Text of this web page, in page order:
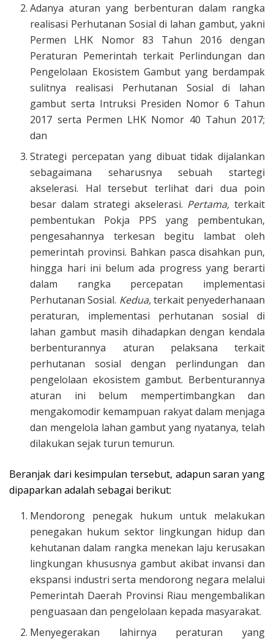
Adanya aturan yang berbenturan dalam rangka
realisasi Perhutanan Sosial di lahan gambut, yakni
Permen LHK Nomor 83 Tahun 2016 dengan
Peraturan Pemerintah terkait Perlindungan dan
Pengelolaan Ekosistem Gambut yang berdampak
sulitnya realisasi Perhutanan Sosial di lahan
gambut serta Intruksi Presiden Nomor 6 Tahun
2017 serta Permen LHK Nomor 40 Tahun 2017;
dan
Strategi percepatan yang dibuat tidak dijalankan
sebagaimana seharusnya sebuah startegi
akselerasi. Hal tersebut terlihat dari dua poin
besar dalam strategi akselerasi. Pertama, terkait
pembentukan Pokja PPS yang pembentukan,
pengesahannya terkesan begitu lambat oleh
pemerintah provinsi. Bahkan pasca disahkan pun,
hingga hari ini belum ada progress yang berarti
dalam rangka percepatan implementasi
Perhutanan Sosial. Kedua,terkait penyederhanaan
peraturan, implementasi perhutanan sosial di
lahan gambut masih dihadapkan dengan kendala
berbenturannya aturan pelaksana terkait
perhutanan sosial dengan perlindungan dan
pengelolaan ekosistem gambut. Berbenturannya
aturan ini belum mempertimbangkan dan
mengakomodir kemampuan rakyat dalam menjaga
dan mengelola lahan gambut yang nyatanya, telah
dilakukan sejak turun temurun.
Beranjak dari kesimpulan tersebut, adapun saran yang
dipaparkan adalah sebagai berikut:
Mendorong penegak hukum untuk melakukan
penegakan hukum sektor lingkungan hidup dan
kehutanan dalam rangka menekan laju kerusakan
lingkungan khususnya gambut akibat invansi dan
ekspansi industri serta mendorong negara melalui
Pemerintah Daerah Provinsi Riau mengembalikan
penguasaan dan pengelolaan kepada masyarakat.
Menyegerakan lahirnya peraturan yang